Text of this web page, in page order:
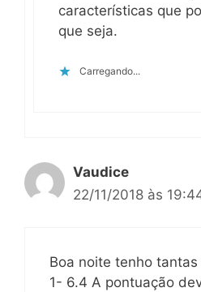
características que
que seja.
Carregando...
Vaudice
22/11/2018 às
Boa noite tenho
1- 6.4 A pontuação